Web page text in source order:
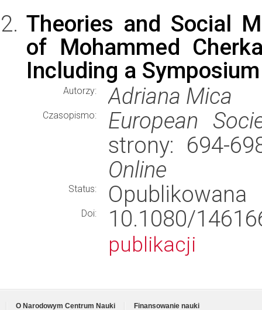
Theories and Social
of Mohammed
Including a
Autorzy: Adriana Mica
Czasopismo:
European
strony: 694-
Online
Status: Opublikowana
Doi: 10.1080/
publikacji
O Narodowym Centrum Nauki
Finansowanie nauki